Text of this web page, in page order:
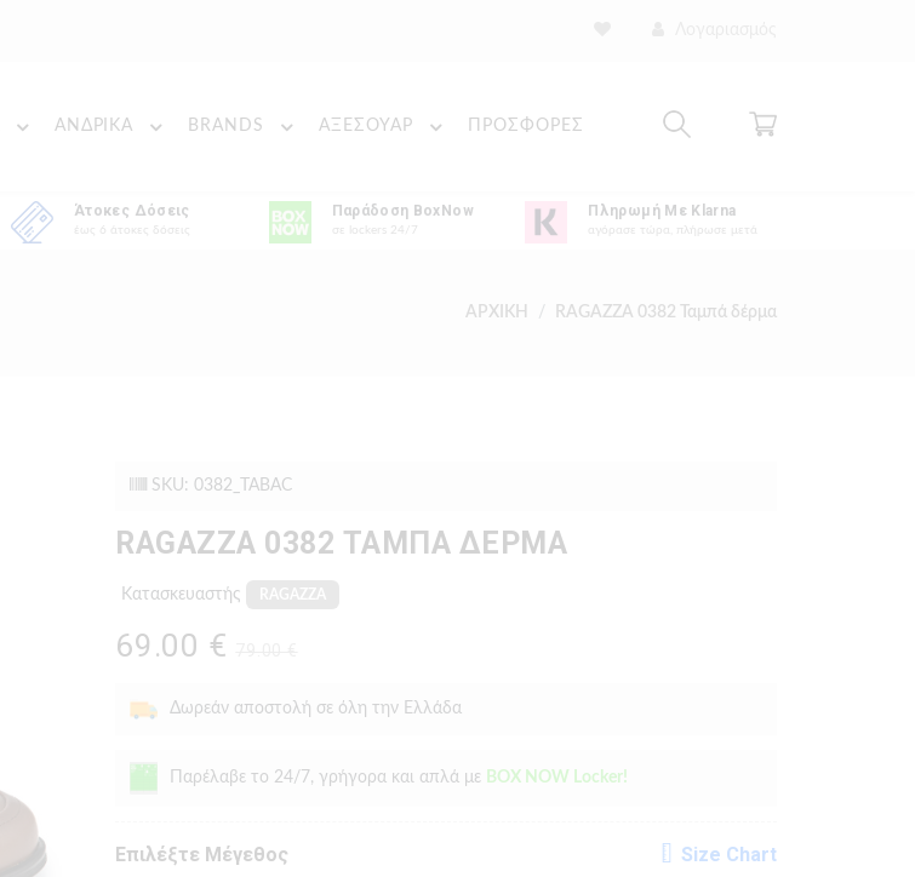
ΑΝΔΡΙΚΑ BRANDS ΑΞΕΣΟΥΑΡ ΠΡΟΣΦΟΡΕΣ
Άτοκες Δόσεις
έως 6 άτοκες δόσεις
Παράδοση BoxNow
σε lockers 24/7
Πληρωμή Με Klarna
αγόρασε τώρα, πλήρωσε μετά
ΑΡΧΙΚΗ RAGAZZA 0382 Ταμπά δέρμα
SKU: 0382_TABAC
RAGAZZA 0382 ΤΑΜΠΆ ΔΈΡΜΑ
Κατασκευαστής
69.00 €
Δωρεάν αποστολή σε όλη την Ελλάδα
Παρέλαβε το 24/7, γρήγορα και απλά με BOX NOW Locker!
Eπιλέξτε Μέγεθος Size Chart